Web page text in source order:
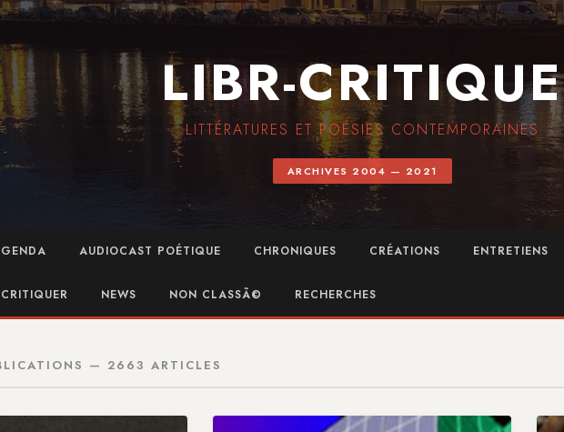
LIBR-CRITIQUE
LITTÉRATURES ET POÉSIES CONTEMPORAINES
ARCHIVES 2004 — 2021
AUDIOCAST POÉTIQUE CHRONIQUES CRÉATIONS ENTRETIENS
NEWS NON CLASSÃ© RECHERCHES
— 2663 ARTICLES